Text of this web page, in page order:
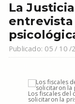
La
entrevista
Publicado: 05 / 10 /
Los fiscales del
solicitaron la